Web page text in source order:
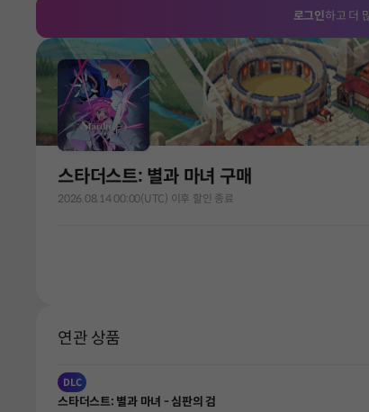
로그인하고 더
스타더스트: 별과 마녀 구매
2026.08.14 00:00(UTC) 이후 할인 종료
연관 상품
DLC
스타더스트: 별과 마녀 - 심판의 검